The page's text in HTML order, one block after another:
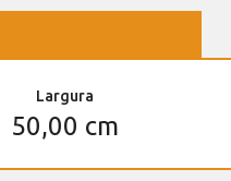
Largura
50,00 cm